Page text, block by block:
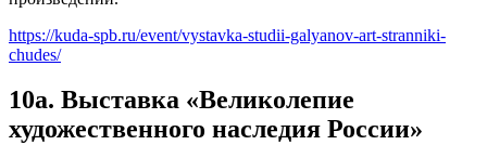
https://kuda-spb.ru/event/vystavka-studii-galyanov-art-stranniki-
chudes/
10а. Выставка «Великолепие
художественного наследия России»